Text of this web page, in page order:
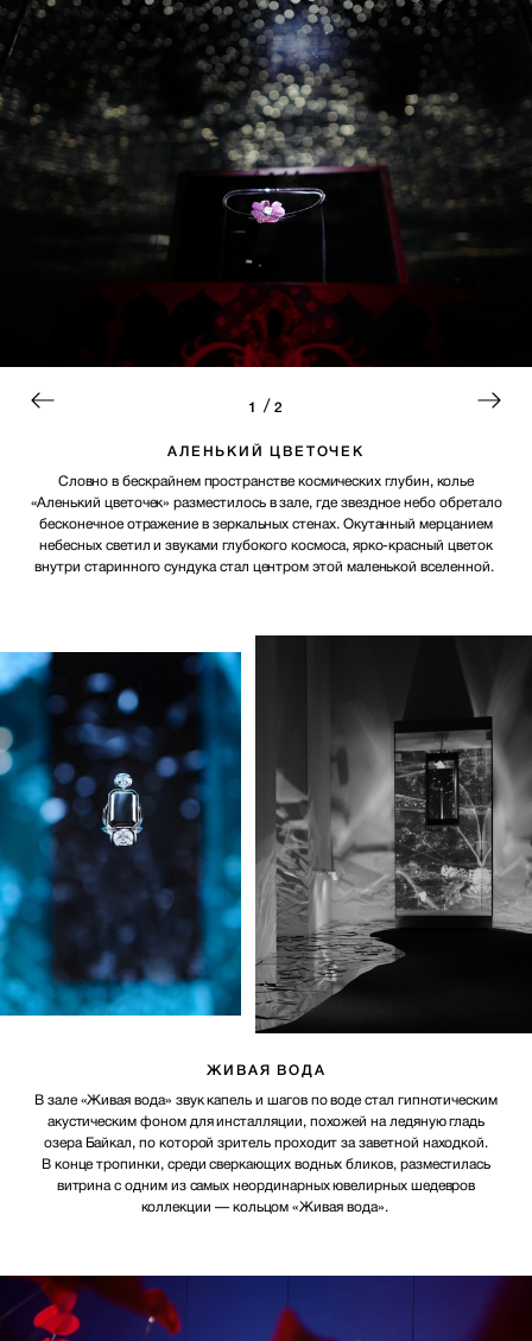
1 / 2
АЛЕНЬКИЙ ЦВЕТОЧЕК
Словно в бескрайнем пространстве космических глубин, колье
«Аленький цветочек» разместилось в зале, где звездное небо обретало
бесконечное отражение в зеркальных стенах. Окутанный мерцанием
небесных светил и звуками глубокого космоса, ярко-красный цветок
внутри старинного сундука стал центром этой маленькой вселенной.
ЖИВАЯ ВОДА
В зале «Живая вода» звук капель и шагов по воде стал гипнотическим
акустическим фоном для инсталляции, похожей на ледяную гладь
озера Байкал, по которой зритель проходит за заветной находкой.
В конце тропинки, среди сверкающих водных бликов, разместилась
витрина с одним из самых неординарных ювелирных шедевров
коллекции — кольцом «Живая вода».